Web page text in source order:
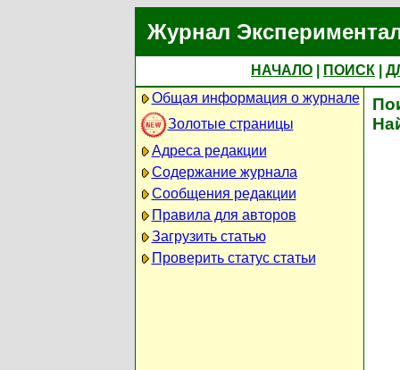
Журнал
НАЧАЛО ПОИСК
Общая информация о журнале
Золотые страницы
Адреса редакции
Содержание журнала
Сообщения редакции
Правила для авторов
Загрузить статью
Проверить статус статьи